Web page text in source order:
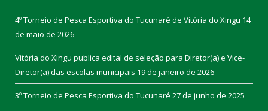
4º Torneio de Pesca Esportiva do Tucunaré de Vitória do Xingu 14
de maio de 2026
Vitória do Xingu publica edital de seleção para Diretor(a) e Vice-
Diretor(a) das escolas municipais 19 de janeiro de 2026
3º Torneio de Pesca Esportiva do Tucunaré 27 de junho de 2025